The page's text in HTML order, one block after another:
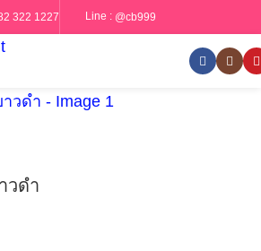
322 1227 Line : @cb999
วดำ